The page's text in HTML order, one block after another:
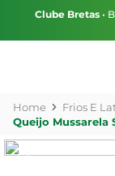
Clube Bretas •
Frios E
Queijo Mussarela